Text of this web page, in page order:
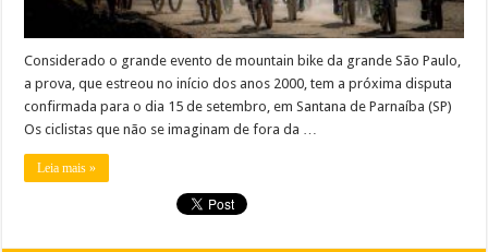
Considerado o grande evento de mountain bike da grande São Paulo,
a prova, que estreou no início dos anos 2000, tem a próxima disputa
confirmada para o dia 15 de setembro, em Santana de Parnaíba (SP)
Os ciclistas que não se imaginam de fora da …
Leia mais »